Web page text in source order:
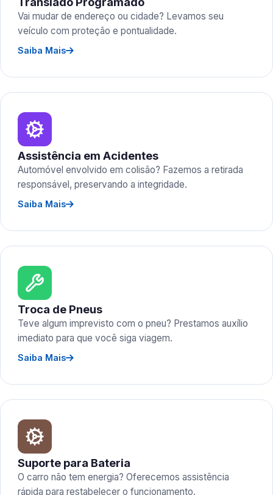
Vai mudar de endereço ou cidade? Levamos seu
veículo com proteção e pontualidade.
Saiba Mais
Assistência em Acidentes
Automóvel envolvido em colisão? Fazemos a retirada
responsável, preservando a integridade.
Saiba Mais
Troca de Pneus
Teve algum imprevisto com o pneu? Prestamos auxílio
imediato para que você siga viagem.
Saiba Mais
Suporte para Bateria
O carro não tem energia? Oferecemos assistência
rápida para restabelecer o funcionamento.